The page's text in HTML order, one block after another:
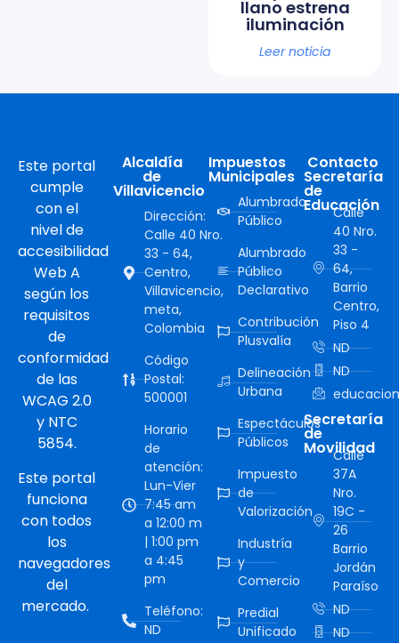
llano estrena
iluminación
Leer noticia
Este portal
cumple
con el
nivel de
accesibilidad
Web A
según los
requisitos
de
conformidad
de las
WCAG 2.0
y NTC
5854.
Este portal
funciona
con todos
los
navegadores
del
mercado.
Alcaldía
de
Villavicencio
Dirección:
Calle 40 Nro.
33 - 64,
Centro,
Villavicencio,
meta,
Colombia
Código
Postal:
500001
Horario
de
atención:
Lun-Vier
7:45 am
a 12:00 m
| 1:00 pm
a 4:45
pm
Teléfono:
ND
Impuestos
Municipales
Alumbrado
Público
Alumbrado
Público
Declarativo
Contribución
Plusvalía
Delineación
Urbana
Espectáculos
Públicos
Impuesto
de
Valorización
Industría
y
Comercio
Predial
Unificado
Contacto
Secretaría
de
Educación
Calle
40 Nro.
33 -
64,
Barrio
Centro,
Piso 4
ND
ND
Secretaría
de
Movilidad
Calle
37A
Nro.
19C -
26
Barrio
Jordán
Paraíso
ND
ND